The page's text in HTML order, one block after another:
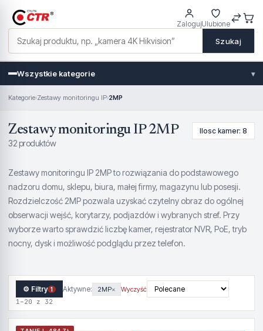
Szukaj
ZalogujUlubione
Wszystkie kategorie ▾
Kategorie›Zestawy monitoringu IP›2MP
Zestawy monitoringu IP 2MP
32 produktów
Ilosc kamer: 8
Zestawy monitoringu IP 2MP to rozwiązania do podstawowego
nadzoru domu, sklepu, biura, małej firmy, magazynu lub posesji.
Rozdzielczość 2MP pozwala uzyskać czytelny obraz do ogólnej
obserwacji wejść, korytarzy, podjazdów i wybranych stref. Przy
wyborze warto sprawdzić liczbę kamer, rejestrator NVR, PoE, tryb
nocny, dysk i możliwość podglądu przez telefon.
⚙ Filtry 1 Aktywne: 2MP×
Wyczyść
1–20 z 32